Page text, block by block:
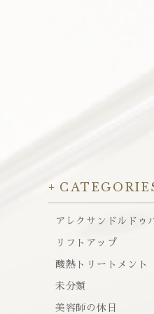
アレクサンドルドゥ
リフトアップ
酸熱トリートメント
未分類
美容師の休日